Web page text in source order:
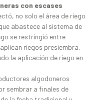
con escases
no solo el área de riego
abastece al sistema de
se restringió entre
riegos presiembra,
la aplicación de riego en
algodoneros
sembrar a finales de